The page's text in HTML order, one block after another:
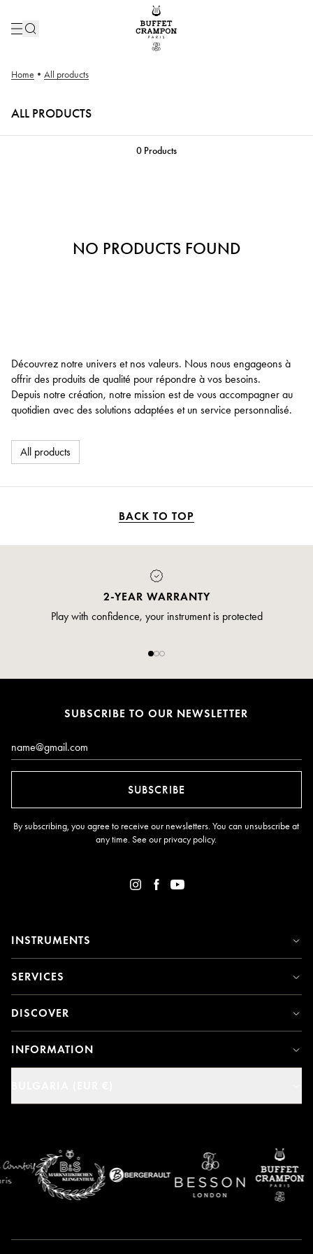
Home • All products
ALL PRODUCTS
0 Products
NO PRODUCTS FOUND
Découvrez notre univers et nos valeurs. Nous nous engageons à
offrir des produits de qualité pour répondre à vos besoins.
Depuis notre création, notre mission est de vous accompagner au
quotidien avec des solutions adaptées et un service personnalisé.
All products
BACK TO TOP
2-YEAR WARRANTY
Play with confidence, your instrument is protected
SUBSCRIBE TO OUR NEWSLETTER
Email*
SUBSCRIBE
By subscribing, you agree to receive our newsletters. You can unsubscribe at
any time. See our privacy policy.
INSTRUMENTS
SERVICES
DISCOVER
INFORMATION